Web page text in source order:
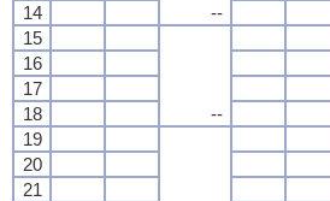
--
14
15
--
16
17
18
19
20
21